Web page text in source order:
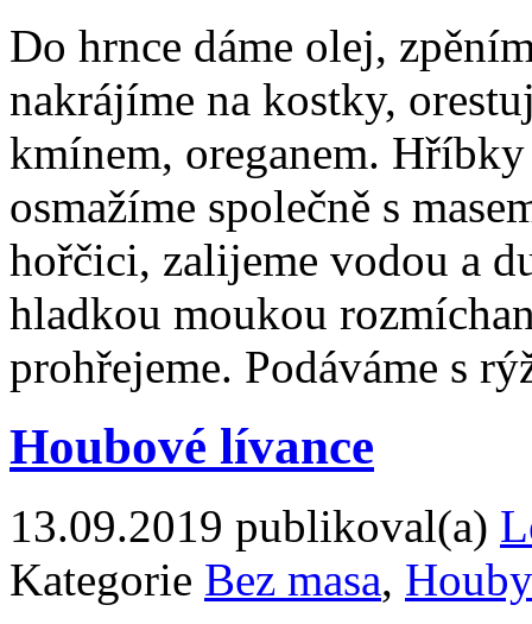
Do hrnce dáme olej,
nakrájíme na kostky,
kmínem, oreganem.
osmažíme společně s
hořčici, zalijeme vodou a
hladkou moukou
prohřejeme. Podáváme s
Houbové lívance
13.09.2019 publikoval(a)
Kategorie Bez masa, Houby